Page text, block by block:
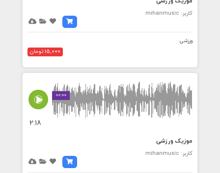
کاربر: mihanmusic
ورزشی
15,000 تومان
00:00
2:18
موزیک ورزشی
کاربر: mihanmusic